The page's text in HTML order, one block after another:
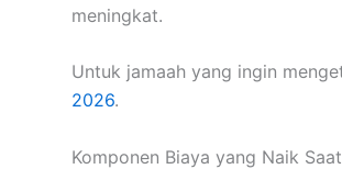
meningkat.
Untuk jamaah yang ingin
2026.
Komponen Biaya yang Naik